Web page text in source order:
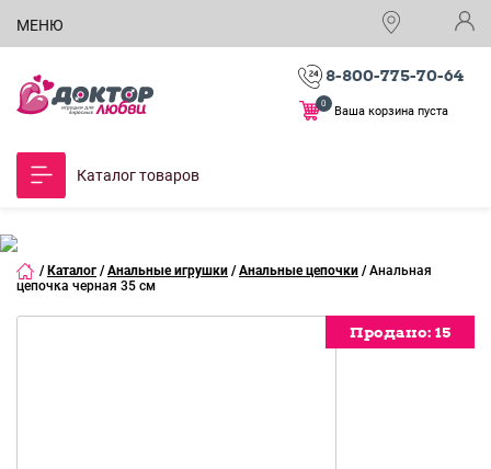
МЕНЮ
8-800-775-70-64
Ваша корзина пуста
0
Каталог товаров
/ Каталог / Анальные игрушки / Анальные цепочки / Анальная
цепочка черная 35 см
Продано: 15
Продано: 15
Продано: 15